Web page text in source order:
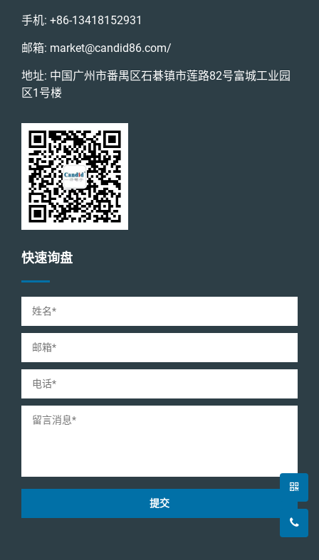
手机: +86-13418152931
邮箱: market@candid86.com/
地址: 中国广州市番禺区石碁镇市莲路82号富城工业园
区1号楼
快速询盘
提交